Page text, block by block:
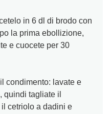
in 6 dl di brodo con
la prima ebollizione,
e cuocete per 30
condimento: lavate e
quindi tagliate il
cetriolo a dadini e